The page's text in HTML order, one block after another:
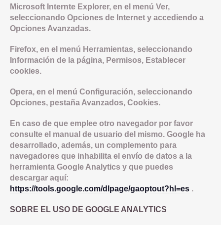
Microsoft Internte Explorer, en el menú Ver,
seleccionando Opciones de Internet y accediendo a
Opciones Avanzadas.
Firefox, en el menú Herramientas, seleccionando
Información de la página, Permisos, Establecer
cookies.
Opera, en el menú Configuración, seleccionando
Opciones, pestaña Avanzados, Cookies.
En caso de que emplee otro navegador por favor
consulte el manual de usuario del mismo. Google ha
desarrollado, además, un complemento para
navegadores que inhabilita el envío de datos a la
herramienta Google Analytics y que puedes
descargar aquí:
https://tools.google.com/dlpage/gaoptout?hl=es .
SOBRE EL USO DE GOOGLE ANALYTICS